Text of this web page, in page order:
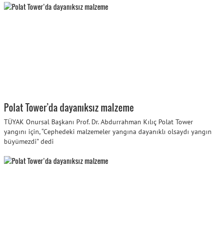
Polat Tower’da dayanıksız malzeme
TÜYAK Onursal Başkanı Prof. Dr. Abdurrahman Kılıç Polat Tower
yangını için, “Cephedeki malzemeler yangına dayanıklı olsaydı yangın
büyümezdi” dedi